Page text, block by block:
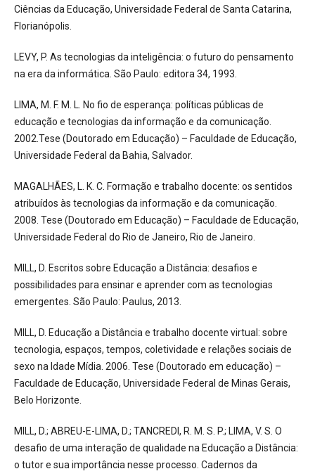
Ciências da Educação, Universidade Federal de Santa Catarina,
Florianópolis.
LEVY, P. As tecnologias da inteligência: o futuro do pensamento
na era da informática. São Paulo: editora 34, 1993.
LIMA, M. F. M. L. No fio de esperança: políticas públicas de
educação e tecnologias da informação e da comunicação.
2002.Tese (Doutorado em Educação) – Faculdade de Educação,
Universidade Federal da Bahia, Salvador.
MAGALHÃES, L. K. C. Formação e trabalho docente: os sentidos
atribuídos às tecnologias da informação e da comunicação.
2008. Tese (Doutorado em Educação) – Faculdade de Educação,
Universidade Federal do Rio de Janeiro, Rio de Janeiro.
MILL, D. Escritos sobre Educação a Distância: desafios e
possibilidades para ensinar e aprender com as tecnologias
emergentes. São Paulo: Paulus, 2013.
MILL, D. Educação a Distância e trabalho docente virtual: sobre
tecnologia, espaços, tempos, coletividade e relações sociais de
sexo na Idade Mídia. 2006. Tese (Doutorado em educação) –
Faculdade de Educação, Universidade Federal de Minas Gerais,
Belo Horizonte.
MILL, D.; ABREU-E-LIMA, D.; TANCREDI, R. M. S. P.; LIMA, V. S. O
desafio de uma interação de qualidade na Educação a Distância:
o tutor e sua importância nesse processo. Cadernos da